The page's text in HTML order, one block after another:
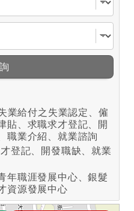
業給付之失業認定、僱
貼、求職求才登記、開
職業介紹、就業諮詢
登記、開發職缺、就業
年職涯發展中心、銀髮
資源發展中心